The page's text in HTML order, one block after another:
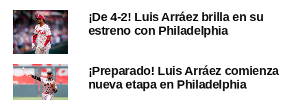
¡De 4-2! Luis Arráez brilla en su
estreno con Philadelphia
¡Preparado! Luis Arráez comienza
nueva etapa en Philadelphia